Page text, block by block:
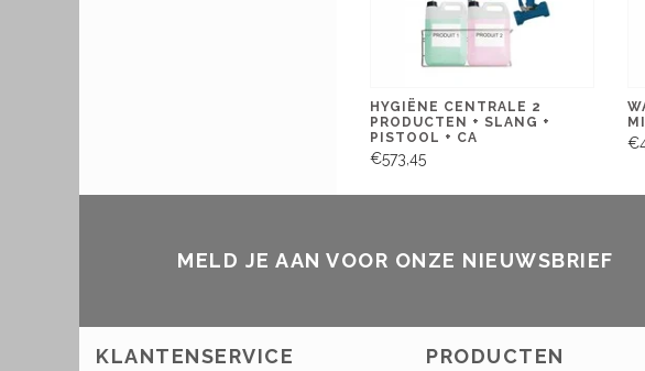
HYGIËNE CENTRALE 2
PRODUCTEN + SLANG +
PISTOOL + CA
€573,45
MELD JE AAN VOOR ONZE NIEUWSBRIEF
KLANTENSERVICE PRODUCTEN